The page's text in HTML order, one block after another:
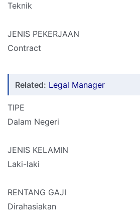
Teknik
JENIS PEKERJAAN
Contract
Related: Legal Manager
TIPE
Dalam Negeri
JENIS KELAMIN
Laki-laki
RENTANG GAJI
Dirahasiakan